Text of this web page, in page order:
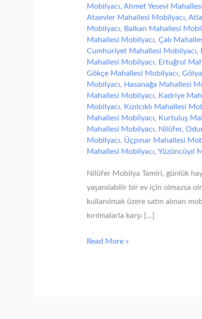
Mobilyacı, Ahmet Yesevi
Ataevler Mahallesi Mobilyacı,
Mobilyacı, Balkan Mahallesi
Mahallesi Mobilyacı, Çalı
Cumhuriyet Mahallesi Mobilyacı,
Mahallesi Mobilyacı, Ertuğrul
Gökçe Mahallesi Mobilyacı,
Mobilyacı, Hasanağa Mahallesi
Mahallesi Mobilyacı, Kadriye
Mobilyacı, Kızılcıklı Mahallesi
Mahallesi Mobilyacı, Kurtuluş
Mahallesi Mobilyacı, Nilüfer,
Mobilyacı, Üçpınar Mahallesi
Mahallesi Mobilyacı, Yüzüncüyıl
Nilüfer Mobilya Tamiri, günlük
yaşanılabilir bir ev için olmazsa
kullanılmak üzere satın alınan
kırılmalarla karşı […]
Read More »